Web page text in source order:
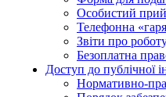
Особистий
Телефонна
Звіти про
Безоплатна
Доступ до публічної
Нормативно-